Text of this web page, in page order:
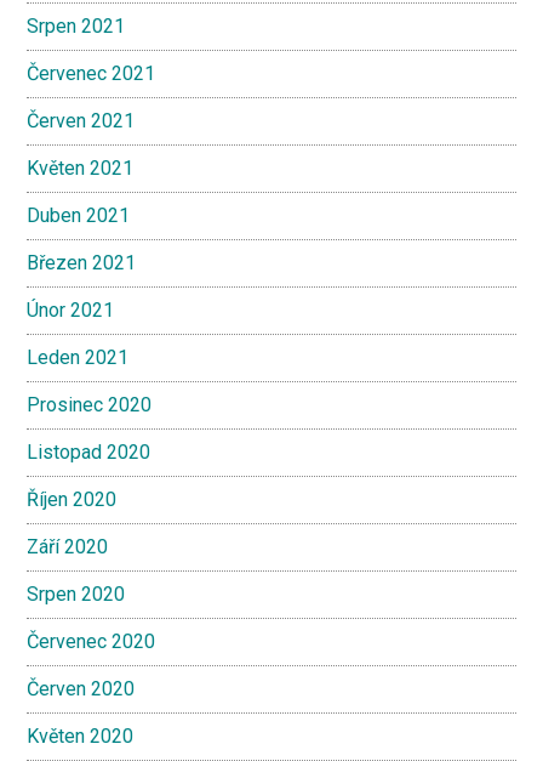
Srpen 2021
Červenec 2021
Červen 2021
Květen 2021
Duben 2021
Březen 2021
Únor 2021
Leden 2021
Prosinec 2020
Listopad 2020
Říjen 2020
Září 2020
Srpen 2020
Červenec 2020
Červen 2020
Květen 2020